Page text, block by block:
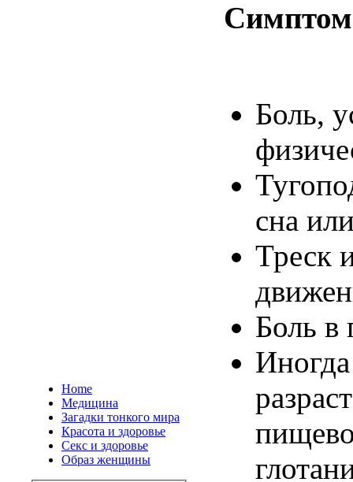
Home
Медицина
Загадки тонкого мира
Красота и здоровье
Секс и здоровье
Образ женщины
Боль,
сна
Треск
Боль в
Иногда